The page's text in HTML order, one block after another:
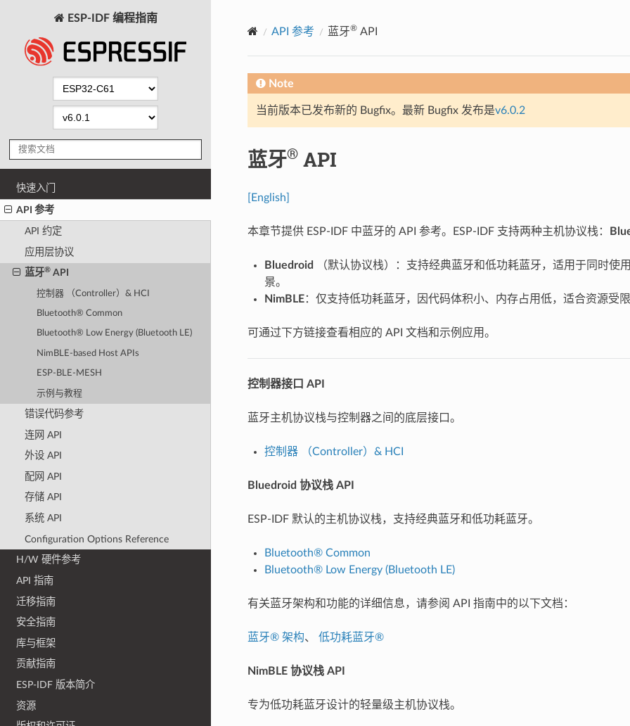
ESP-IDF 编程指南
快速入门
API 参考
API 约定
应用层协议
蓝牙®API
控制器 （Controller）& HCI
Bluetooth® Common
Bluetooth® Low Energy (Bluetooth LE)
NimBLE-based Host APIs
ESP-BLE-MESH
示例与教程
错误代码参考
连网 API
外设 API
配网 API
存储 API
系统 API
Configuration Options Reference
H/W 硬件参考
API 指南
迁移指南
安全指南
库与框架
贡献指南
ESP-IDF 版本简介
资源
API 参考 蓝牙®API
Note
当前版本已发布新的 Bugfix。最新 Bugfix 发布是v6.0.2
蓝牙®API
[English]
本章节提供 ESP-IDF 中蓝牙的 API 参考。ESP-IDF 支持两种主机协议栈：
Bluedroid
（默认协议栈）：支持经典蓝牙和低功耗蓝牙，适用于同时使
景。
NimBLE：仅支持低功耗蓝牙，因代码体积小、内存占用低，适合资源受限
可通过下方链接查看相应的 API 文档和示例应用。
控制器接口 API
蓝牙主机协议栈与控制器之间的底层接口。
控制器 （Controller）& HCI
Bluedroid 协议栈 API
ESP-IDF 默认的主机协议栈，支持经典蓝牙和低功耗蓝牙。
Bluetooth® Common
Bluetooth® Low Energy (Bluetooth LE)
有关蓝牙架构和功能的详细信息，请参阅 API 指南中的以下文档：
蓝牙® 架构、 低功耗蓝牙®
NimBLE 协议栈 API
专为低功耗蓝牙设计的轻量级主机协议栈。